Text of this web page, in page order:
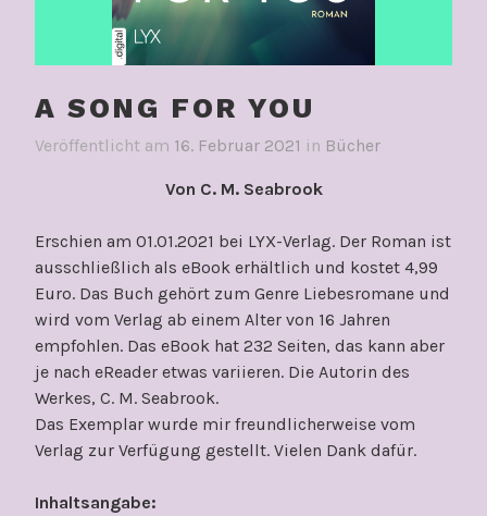
A SONG FOR YOU
Veröffentlicht am 16. Februar 2021 in Bücher
Von C. M. Seabrook
Erschien am 01.01.2021 bei LYX-Verlag. Der Roman ist
ausschließlich als eBook erhältlich und kostet 4,99
Euro. Das Buch gehört zum Genre Liebesromane und
wird vom Verlag ab einem Alter von 16 Jahren
empfohlen. Das eBook hat 232 Seiten, das kann aber
je nach eReader etwas variieren. Die Autorin des
Werkes, C. M. Seabrook.
Das Exemplar wurde mir freundlicherweise vom
Verlag zur Verfügung gestellt. Vielen Dank dafür.
Inhaltsangabe: